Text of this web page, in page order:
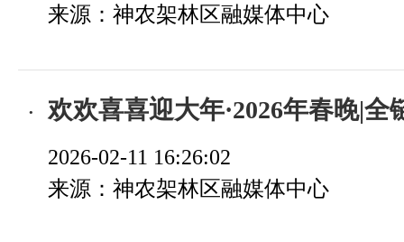
来源：神农架林区融媒体中心
欢欢喜喜迎大年·2026年春晚|全链条保障 全方位护
2026-02-11 16:26:02
来源：神农架林区融媒体中心